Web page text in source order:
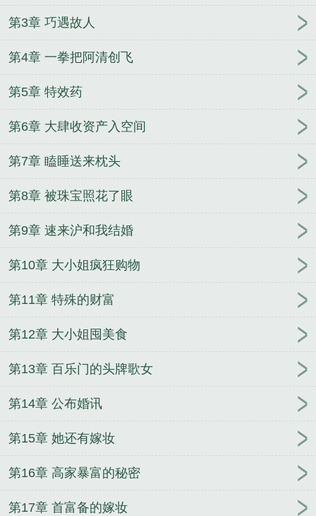
第3章 巧遇故人
第4章 一拳把阿清创飞
第5章 特效药
第6章 大肆收资产入空间
第7章 瞌睡送来枕头
第8章 被珠宝照花了眼
第9章 速来沪和我结婚
第10章 大小姐疯狂购物
第11章 特殊的财富
第12章 大小姐囤美食
第13章 百乐门的头牌歌女
第14章 公布婚讯
第15章 她还有嫁妆
第16章 高家暴富的秘密
第17章 首富备的嫁妆